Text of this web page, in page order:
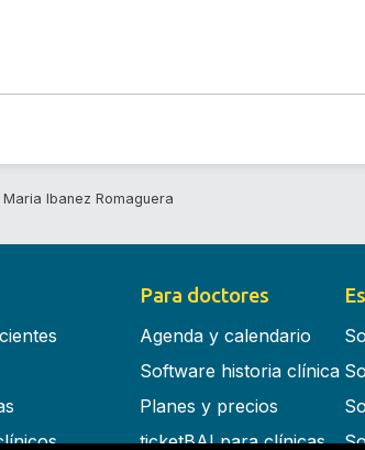
Ibanez Romaguera
Para doctores
Agenda y calendario
Software historia clínica
Planes y precios
ticketBAI para clínicas